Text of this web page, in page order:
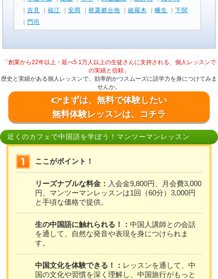
吉見 福江 安岡 梶栗郷台地 綾羅木 幡生
下関
門司
「創業から22年以上・延べ5.1万人以上の生徒さんに支持される、個人レッスンで
の実績と信頼」
歴史と実績がある個人レッスンで、効率的かつスムーズに語学力を身につけてみま
せんか。
👉まずは、無料で体験したい
無料体験レッスンは、コチラ
近くのカフェで中国語を学ぼう！マンツーマンレッスン
ここがポイント！
リーズナブルな料金： 入会金9,800円、月会費3,000
円、マンツーマンレッスンは1回（60分）3,000円
と手頃な価格で提供。
生の中国語に触れられる！：中国人講師との会話
を通して、自然な発音や表現を身につけられま
す。
中国文化を体験できる！： レッスンを通して、中
国の文化や習慣を深く理解し、中国旅行がもっと